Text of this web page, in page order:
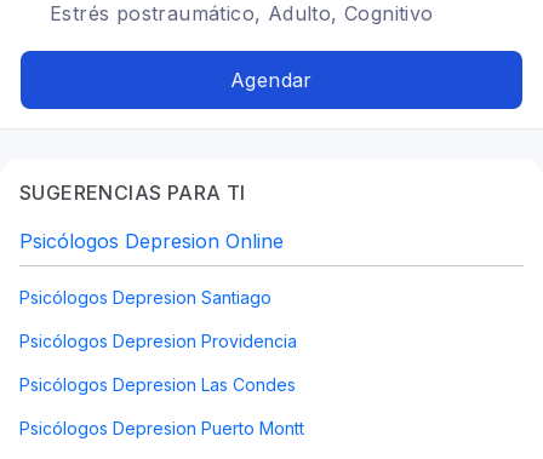
Estrés postraumático, Adulto, Cognitivo
TDAH, MindfulnessAgendar
SUGERENCIAS PARA TI
Psicólogos Depresion Online
Psicólogos Depresion Santiago
Psicólogos Depresion Providencia
Psicólogos Depresion Las Condes
Psicólogos Depresion Puerto Montt